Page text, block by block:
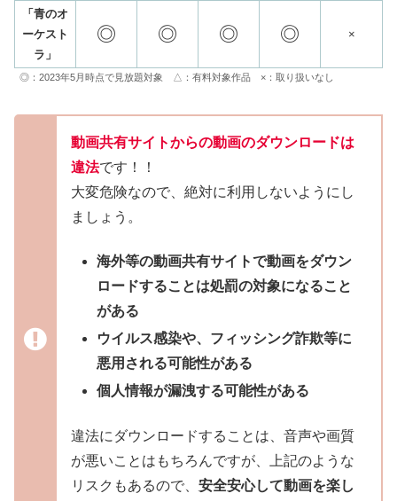
「青のオ
ーケスト
ラ」
◎ ◎ ◎ ◎ ×
◎：2023年5月時点で見放題対象 △：有料対象作品 ×：取り扱いなし
動画共有サイトからの動画のダウンロードは
違法です！！
大変危険なので、絶対に利用しないようにし
ましょう。
海外等の動画共有サイトで動画をダウン
ロードすることは処罰の対象になること
がある
ウイルス感染や、フィッシング詐欺等に
悪用される可能性がある
個人情報が漏洩する可能性がある
違法にダウンロードすることは、音声や画質
が悪いことはもちろんですが、上記のような
リスクもあるので、 安全安心して動画を楽し